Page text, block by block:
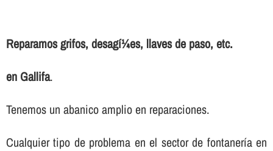
Reparamos grifos, desagí¼es, llaves de paso, etc.
en Gallifa.
Tenemos un abanico amplio en reparaciones.
Cualquier tipo de problema en el sector de fontanerí­a en